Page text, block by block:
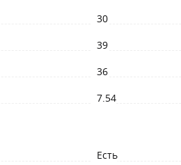
30
39
36
7.54
Есть